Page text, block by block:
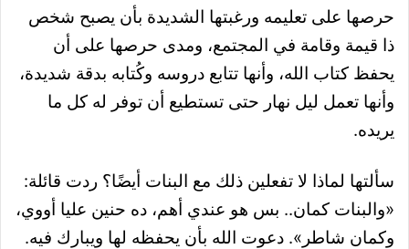
حرصها على تعليمه ورغبتها الشديدة بأن يصبح شخص
ذا قيمة وقامة في المجتمع، ومدى حرصها على أن
يحفظ كتاب الله، وأنها تتابع دروسه وكُتابه بدقة شديدة،
وأنها تعمل ليل نهار حتى تستطيع أن توفر له كل ما
يريده.
سألتها لماذا لا تفعلين ذلك مع البنات أيضًا؟ ردت قائلة:
«والبنات كمان.. بس هو عندي أهم، ده حنين عليا أووي،
وكمان شاطر». دعوت الله بأن يحفظه لها ويبارك فيه.